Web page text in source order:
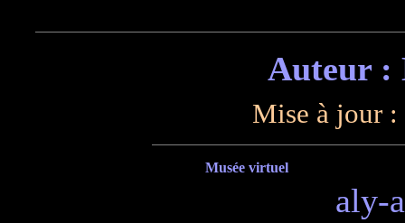
Auteur :
Mise à jour :
Musée virtuel
aly-